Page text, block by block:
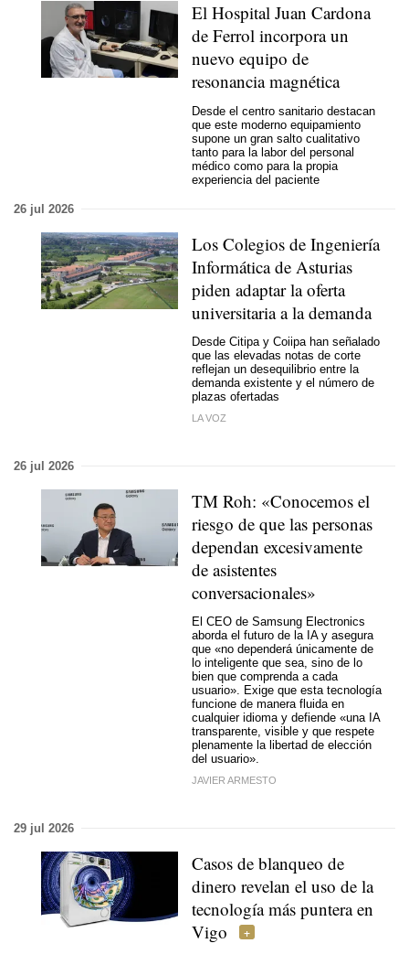
El Hospital Juan Cardona
de Ferrol incorpora un
nuevo equipo de
resonancia magnética
Desde el centro sanitario destacan
que este moderno equipamiento
supone un gran salto cualitativo
tanto para la labor del personal
médico como para la propia
experiencia del paciente
26 jul 2026
Los Colegios de Ingeniería
Informática de Asturias
piden adaptar la oferta
universitaria a la demanda
Desde Citipa y Coiipa han señalado
que las elevadas notas de corte
reflejan un desequilibrio entre la
demanda existente y el número de
plazas ofertadas
LA VOZ
26 jul 2026
TM Roh: «Conocemos el
riesgo de que las personas
dependan excesivamente
de asistentes
conversacionales»
El CEO de Samsung Electronics
aborda el futuro de la IA y asegura
que «no dependerá únicamente de
lo inteligente que sea, sino de lo
bien que comprenda a cada
usuario». Exige que esta tecnología
funcione de manera fluida en
cualquier idioma y defiende «una IA
transparente, visible y que respete
plenamente la libertad de elección
del usuario».
JAVIER ARMESTO
29 jul 2026
Casos de blanqueo de
dinero revelan el uso de la
tecnología más puntera en
Vigo